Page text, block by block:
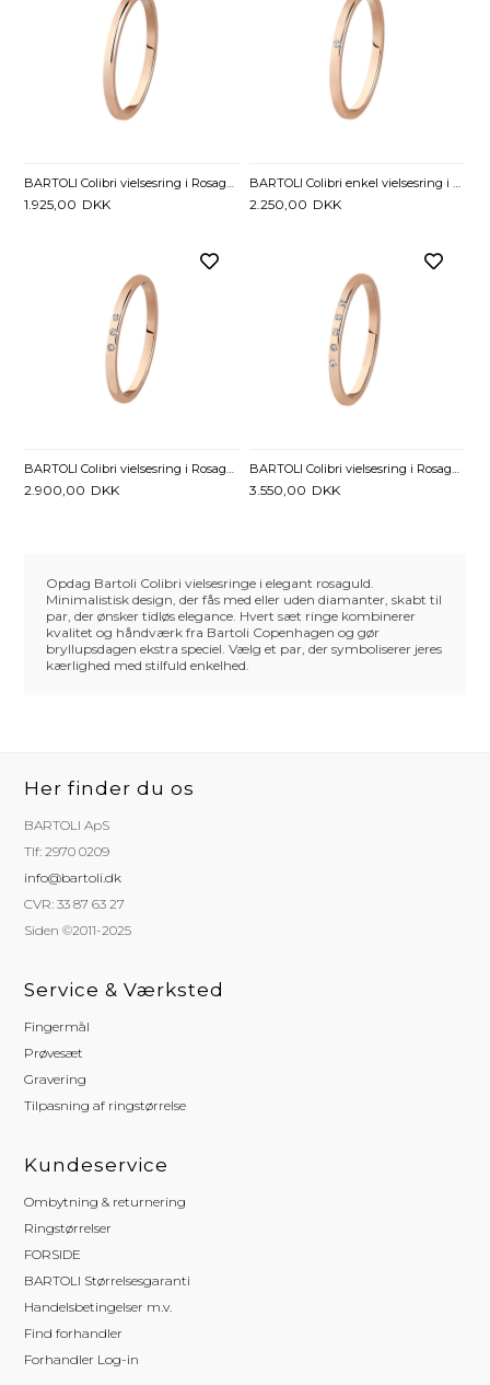
BARTOLI Colibri vielsesring i Rosaguld
1.925,00 DKK
BARTOLI Colibri enkel vielsesring i Rosaguld med Diamant 0,01 ct
2.250,00 DKK
2.900,00 DKK 3.550,00 DKK
Opdag Bartoli Colibri vielsesringe i elegant rosaguld.
Minimalistisk design, der fås med eller uden diamanter, skabt til
par, der ønsker tidløs elegance. Hvert sæt ringe kombinerer
kvalitet og håndværk fra Bartoli Copenhagen og gør
bryllupsdagen ekstra speciel. Vælg et par, der symboliserer jeres
kærlighed med stilfuld enkelhed.
Her finder du os
BARTOLI ApS
Tlf: 2970 0209
info@bartoli.dk
CVR: 33 87 63 27
Siden ©2011-2025
Service & Værksted
Fingermål
Prøvesæt
Gravering
Tilpasning af ringstørrelse
Kundeservice
Ombytning & returnering
Ringstørrelser
FORSIDE
BARTOLI Størrelsesgaranti
Handelsbetingelser m.v.
Find forhandler
Forhandler Log-in